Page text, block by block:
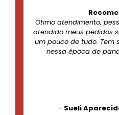
Ótimo atendimento,
atendido meus pedidos
um pouco de tudo. Tem
nessa época de
- Sueli